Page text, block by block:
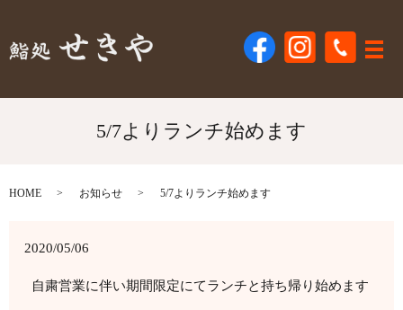
メ
5/7よりランチ始めます
HOME お知らせ 5/7よりランチ始めます
2020/05/06
自粛営業に伴い期間限定にてランチと持ち帰り始めます